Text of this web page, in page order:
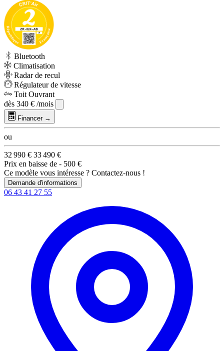
Bluetooth
Climatisation
Radar de recul
Régulateur de vitesse
Toit Ouvrant
dès 340 € /mois
Financer →
ou
32 990 € 33 490 €
Prix en baisse de - 500 €
Ce modèle vous intéresse ? Contactez-nous !
Demande d'informations
06 43 41 27 55